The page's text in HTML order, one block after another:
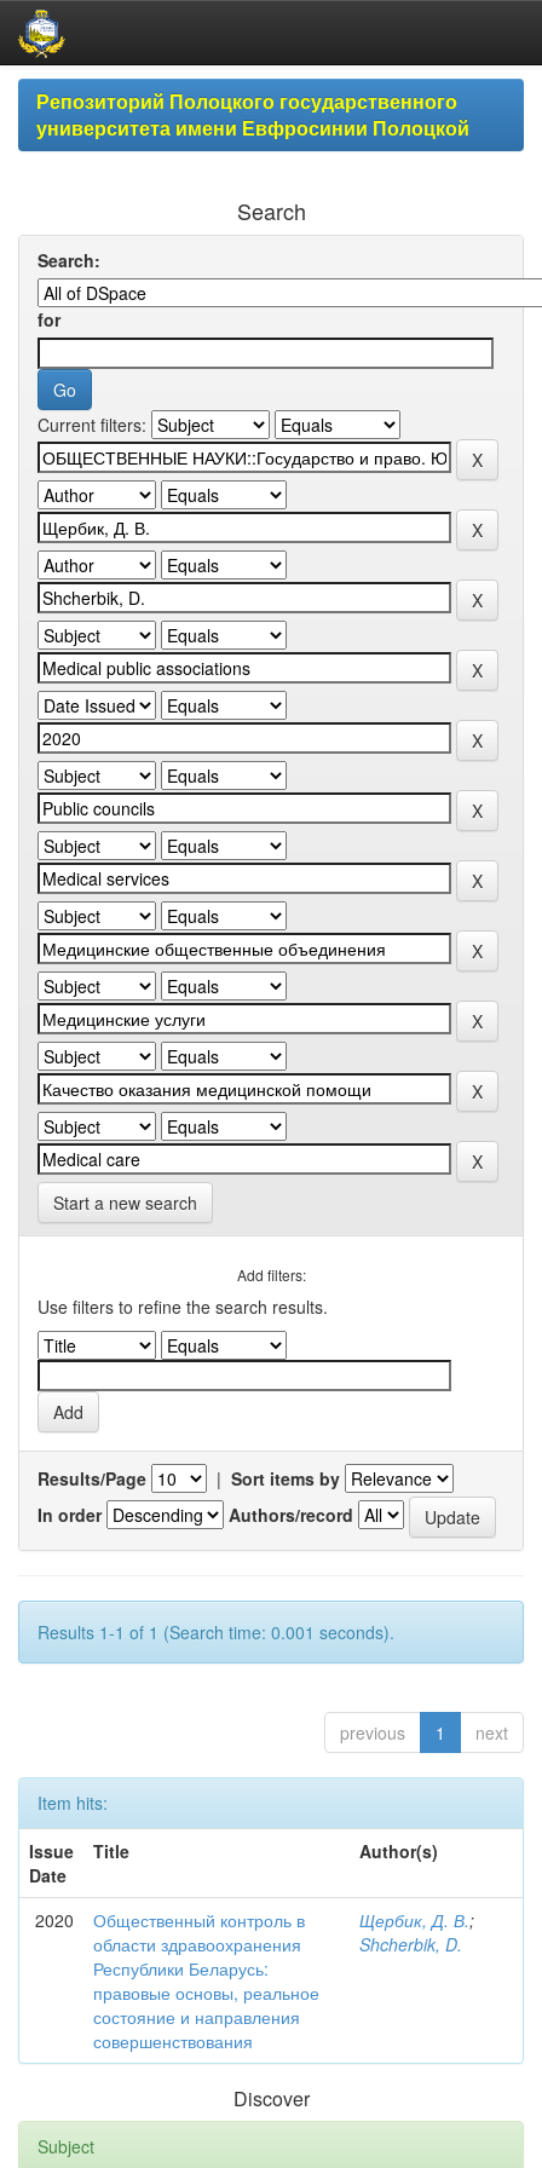
Skip
navigationРепозиторий Полоцкого государственного
университета имени Евфросинии Полоцкой
Search
Search:
for
Current filters:
Start a new search
Add filters:
Use filters to refine the search results.
Results/Page | Sort items by
In order
Authors/record
Results 1-1 of 1 (Search time: 0.001 seconds).
previous 1 next
Item hits:
Issue
Date
Title Author(s)
2020
Общественный контроль в
области здравоохранения
Республики Беларусь:
правовые основы, реальное
состояние и направления
совершенствования
Щербик, Д. В.;
Shcherbik, D.
Discover
Subject